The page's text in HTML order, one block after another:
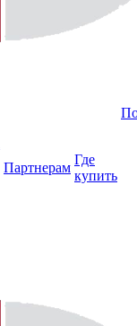
Партнерам
Где
купить